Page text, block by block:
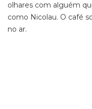
olhares com alguém
como Nicolau. O café
no ar.